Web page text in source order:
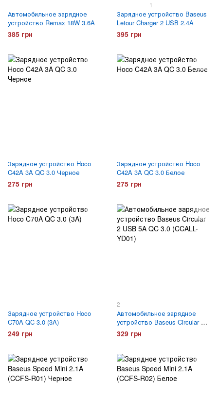
Автомобильное зарядное
устройство Remax 18W 3.6A
385 грн
1
Зарядное устройство Baseus
Letour Charger 2 USB 2.4A
395 грн
Зарядное устройство Hoco
C42A 3A QC 3.0 Черное
275 грн
Зарядное устройство Hoco
C42A 3A QC 3.0 Белое
275 грн
Зарядное устройство Hoco
C70A QC 3.0 (3A)
249 грн
2
Автомобильное зарядное
устройство Baseus Circular 2
USB 5A QC 3.0 (CCALL-YD01)
329 грн